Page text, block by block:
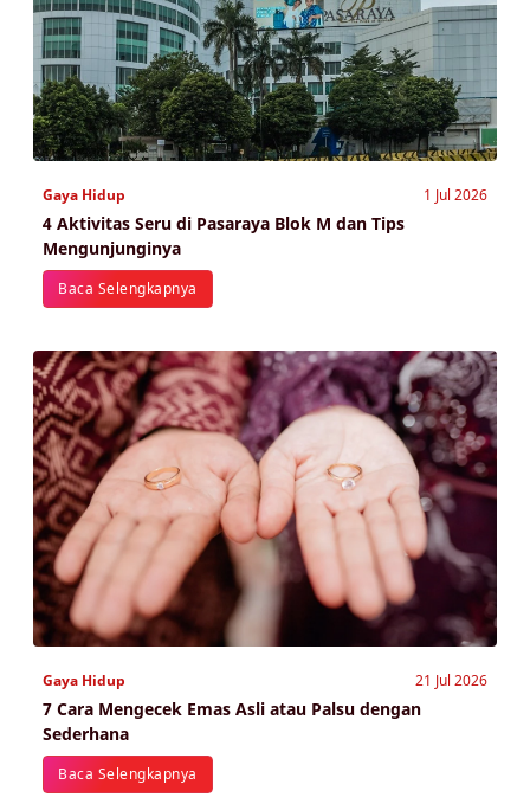
Gaya Hidup 1 Jul 2026
4 Aktivitas Seru di Pasaraya Blok M dan Tips
Mengunjunginya
Baca Selengkapnya
Gaya Hidup 21 Jul 2026
7 Cara Mengecek Emas Asli atau Palsu dengan
Sederhana
Baca Selengkapnya